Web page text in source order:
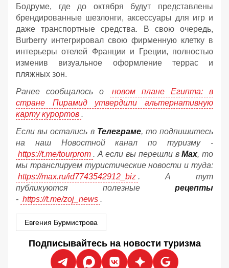
Бодруме, где до октября будут представлены
брендированные шезлонги, аксессуары для игр и
даже транспортные средства. В свою очередь,
Burberry интегрировал свою фирменную клетку в
интерьеры отелей Франции и Греции, полностью
изменив визуальное оформление террас и
пляжных зон.
Ранее сообщалось о
новом плане Египта: в
стране Пирамид утвердили альтернативную
карту курортов .
Если вы остались в Телеграме, то подпишитесь
на наш Новостной канал по туризму -
https://t.me/tourprom . А если вы перешли вМах, то
мы транслируем туристические новости и туда:
https://max.ru/id7743542912_biz . А тут
публикуются полезные рецепты
- https://t.me/zoj_news .
Евгения Бурмистрова
Подписывайтесь на новости туризма